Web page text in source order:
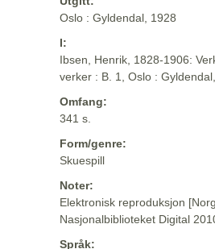
Oslo : Gyldendal, 1928
I:
Ibsen, Henrik, 1828-1906:
verker : B. 1, Oslo :
Omfang:
341 s.
Form/genre:
Skuespill
Noter:
Elektronisk reproduksjon
Nasjonalbiblioteket Digital
Språk: